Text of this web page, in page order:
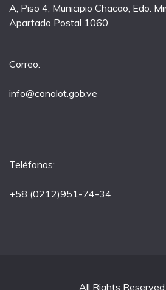
A, Piso 4, Municipio Chacao, Edo.
Apartado Postal 1060.
Correo:
info@conalot.gob.ve
Teléfonos:
+58 (0212)951-74-34
All Rights